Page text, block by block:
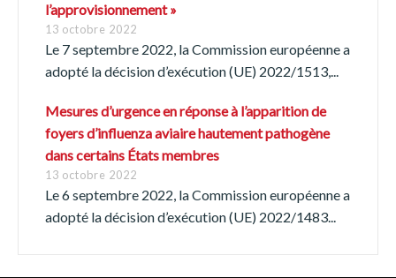
l’approvisionnement »
13 octobre 2022
Le 7 septembre 2022, la Commission européenne a
adopté la décision d’exécution (UE) 2022/1513,...
Mesures d’urgence en réponse à l’apparition de
foyers d’influenza aviaire hautement pathogène
dans certains États membres
13 octobre 2022
Le 6 septembre 2022, la Commission européenne a
adopté la décision d’exécution (UE) 2022/1483...